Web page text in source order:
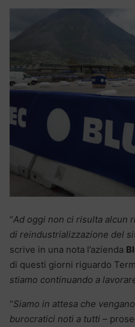
“Ad oggi non ci risulta alcun
di reindustrializzazione del
scrive in una nota l’azienda
di questi giorni riguardo
stiamo continuando a
“Siamo in attesa che
burocratici noti a tutti –